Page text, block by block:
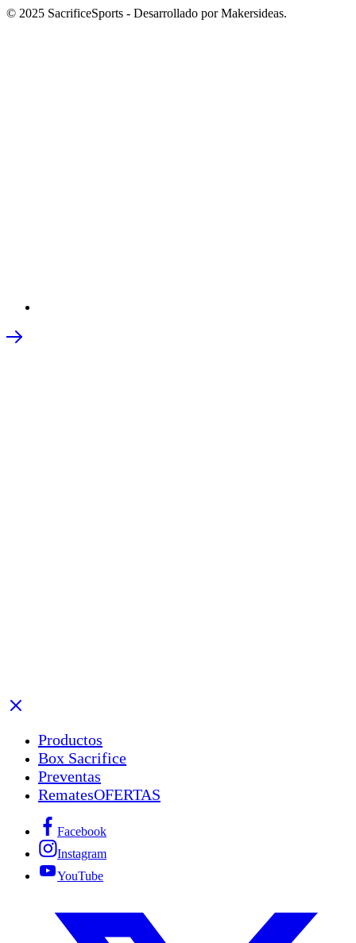
© 2025 SacrificeSports - Desarrollado por Makersideas.
Productos
Box Sacrifice
Preventas
RematesOFERTAS
Facebook
Instagram
YouTube